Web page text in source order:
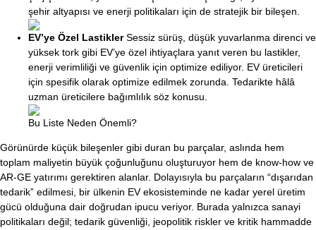
şehir altyapısı ve enerji politikaları için de stratejik bir bileşen.
EV’ye Özel LastiklerSessiz sürüş, düşük yuvarlanma direnci ve
yüksek tork gibi EV’ye özel ihtiyaçlara yanıt veren bu lastikler,
enerji verimliliği ve güvenlik için optimize ediliyor. EV üreticileri
için spesifik olarak optimize edilmek zorunda. Tedarikte hâlâ
uzman üreticilere bağımlılık söz konusu.
Bu Liste Neden Önemli?
Görünürde küçük bileşenler gibi duran bu parçalar, aslında hem
toplam maliyetin büyük çoğunluğunu oluşturuyor hem de know-how ve
AR-GE yatırımı gerektiren alanlar. Dolayısıyla bu parçaların “dışarıdan
tedarik” edilmesi, bir ülkenin EV ekosisteminde ne kadar yerel üretim
gücü olduğuna dair doğrudan ipucu veriyor. Burada yalnızca sanayi
politikaları değil; tedarik güvenliği, jeopolitik riskler ve kritik hammadde